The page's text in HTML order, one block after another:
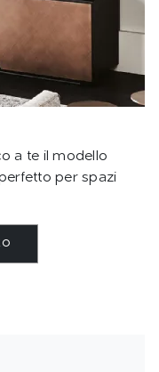
a te il modello
per spazi